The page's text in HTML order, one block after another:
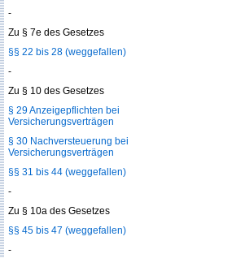
-
Zu § 7e des Gesetzes
§§ 22 bis 28 (weggefallen)
-
Zu § 10 des Gesetzes
§ 29 Anzeigepflichten bei
Versicherungsverträgen
§ 30 Nachversteuerung bei
Versicherungsverträgen
§§ 31 bis 44 (weggefallen)
-
Zu § 10a des Gesetzes
§§ 45 bis 47 (weggefallen)
-